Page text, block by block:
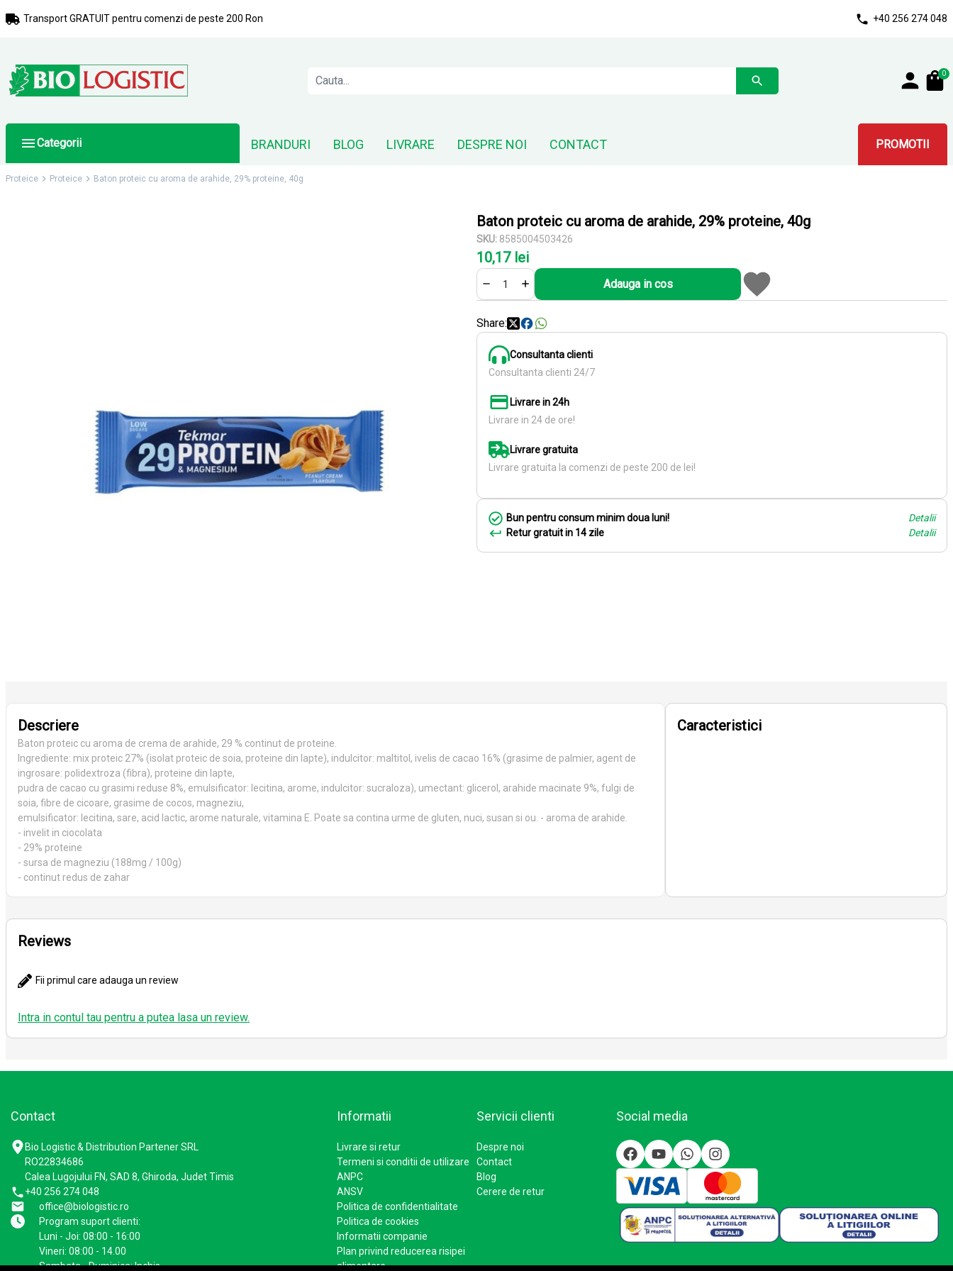
Transport GRATUIT pentru comenzi de peste 200 Ron +40 256 274 048
0
Categorii BRANDURI BLOG LIVRARE DESPRE NOI CONTACT PROMOTII
Proteice Proteice Baton proteic cu aroma de arahide, 29% proteine, 40g
Baton proteic cu aroma de arahide, 29% proteine, 40g
SKU: 8585004503426
10,17 lei
Adauga in cos
Share:
Consultanta clienti
Consultanta clienti 24/7
Livrare in 24h
Livrare in 24 de ore!
Livrare gratuita
Livrare gratuita la comenzi de peste 200 de lei!
Bun pentru consum minim doua luni!
Detalii
Retur gratuit in 14 zile
Detalii
Descriere
Baton proteic cu aroma de crema de arahide, 29 % continut de proteine.
Ingrediente: mix proteic 27% (isolat proteic de soia, proteine din lapte), indulcitor: maltitol, ivelis de cacao 16% (grasime de palmier, agent de
ingrosare: polidextroza (fibra), proteine din lapte,
pudra de cacao cu grasimi reduse 8%, emulsificator: lecitina, arome, indulcitor: sucraloza), umectant: glicerol, arahide macinate 9%, fulgi de
soia, fibre de cicoare, grasime de cocos, magneziu,
emulsificator: lecitina, sare, acid lactic, arome naturale, vitamina E. Poate sa contina urme de gluten, nuci, susan si ou. - aroma de arahide.
- invelit in ciocolata
- 29% proteine
- sursa de magneziu (188mg / 100g)
- continut redus de zahar
Caracteristici
Reviews
Fii primul care adauga un review
Intra in contul tau pentru a putea lasa un review.
Contact
Bio Logistic & Distribution Partener SRL
RO22834686
Calea Lugojului FN, SAD 8, Ghiroda, Judet Timis
+40 256 274 048
office@biologistic.ro
Program suport clienti:
Luni - Joi: 08:00 - 16:00
Vineri: 08:00 - 14.00
Sambata - Duminica: Inchis
Informatii
Livrare si retur
Termeni si conditii de utilizare
ANPC
ANSV
Politica de confidentialitate
Politica de cookies
Informatii companie
Plan privind reducerea risipei
alimentare
Servicii clienti
Despre noi
Contact
Blog
Cerere de retur
Social media